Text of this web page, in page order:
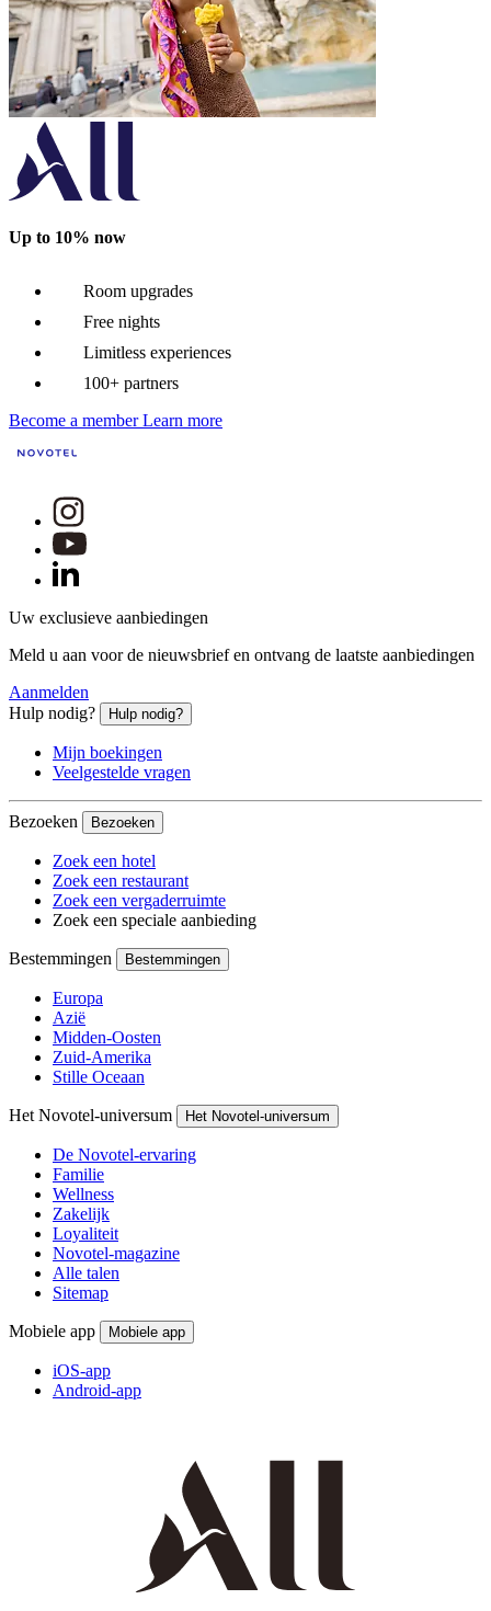
Up to 10% now
Room upgrades
Free nights
Limitless experiences
100+ partners
Become a member Learn more
Uw exclusieve aanbiedingen
Meld u aan voor de nieuwsbrief en ontvang de laatste aanbiedingen
Aanmelden
Hulp nodig?
Hulp nodig?
Mijn boekingen
Veelgestelde vragen
Bezoeken Bezoeken
Zoek een hotel
Zoek een restaurant
Zoek een vergaderruimte
Zoek een speciale aanbieding
Bestemmingen Bestemmingen
Europa
Azië
Midden-Oosten
Zuid-Amerika
Stille Oceaan
Het Novotel-universum Het Novotel-universum
De Novotel-ervaring
Familie
Wellness
Zakelijk
Loyaliteit
Novotel-magazine
Alle talen
Sitemap
Mobiele app Mobiele app
iOS-app
Android-app